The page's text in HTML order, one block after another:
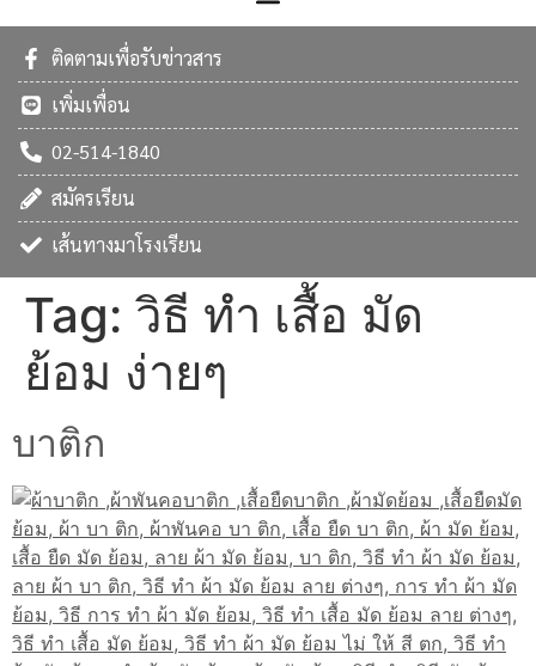
ติดตามเพื่อรับข่าวสาร
เพิ่มเพื่อน
02-514-1840
สมัครเรียน
เส้นทางมาโรงเรียน
Tag: วิธี ทํา เสื้อ มัด
ย้อม ง่ายๆ
บาติก